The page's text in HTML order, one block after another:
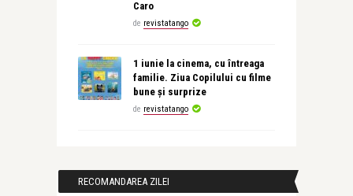
Caro
de revistatango
1 iunie la cinema, cu întreaga
familie. Ziua Copilului cu filme
bune și surprize
de revistatango
RECOMANDAREA ZILEI